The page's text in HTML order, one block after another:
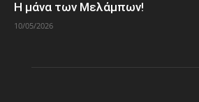
Η μάνα των Μελάμπων!
10/05/2026